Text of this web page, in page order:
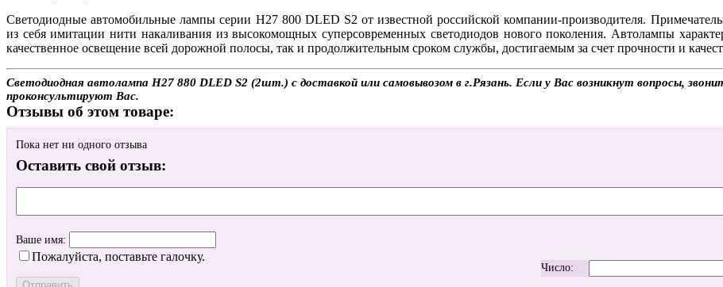
Светодиодные автомобильные лампы серии H27 800 DLED S2 от известной российской компании-производителя.
из себя имитации нити накаливания из высокомощных суперсовременных светодиодов нового поколения. Автолампы
качественное освещение всей дорожной полосы, так и продолжительным сроком службы, достигаемым за счет прочности и
Светодиодная автолампа H27 880 DLED S2 (2шт.) с доставкой или самовывозом в г.Рязань. Если у Вас возникнут вопросы,
проконсультируют Вас.
Отзывы об этом товаре:
Пока нет ни одного отзыва
Оставить свой отзыв:
Ваше имя:
Пожалуйста, поставьте галочку.
Число: